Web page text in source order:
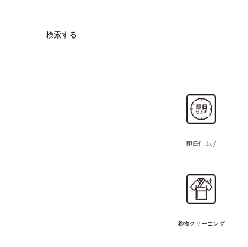
検索する
即日仕上げ
着物クリーニング